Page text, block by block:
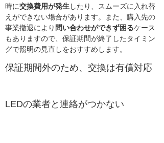
時に交換費用が発生 したり、スムーズに入れ替
えができない場合があります。また、購入先の
事業撤退により 問い合わせができず困るケース
もありますので、保証期間が終了したタイミン
グで照明の見直しをおすすめします。
保証期間外のため、交換は有償対応
LEDの業者と連絡がつかない